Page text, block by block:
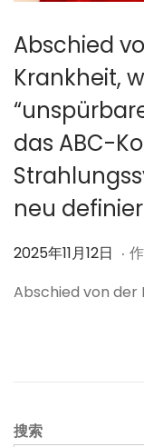
Abschied
Krankheit,
das ABC-
neu
作
2025年11月12日 2
2
.
Abschied von der
搜索